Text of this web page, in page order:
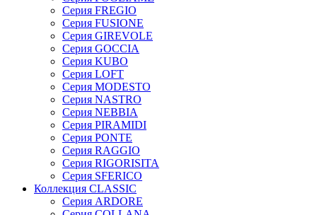
Серия FREGIO
Серия FUSIONE
Серия GIREVOLE
Серия GOCCIA
Серия KUBO
Серия LOFT
Серия MODESTO
Серия NASTRO
Серия NEBBIA
Серия PIRAMIDI
Серия PONTE
Серия RAGGIO
Серия RIGORISITA
Серия SFERICO
Коллекция CLASSIC
Серия ARDORE